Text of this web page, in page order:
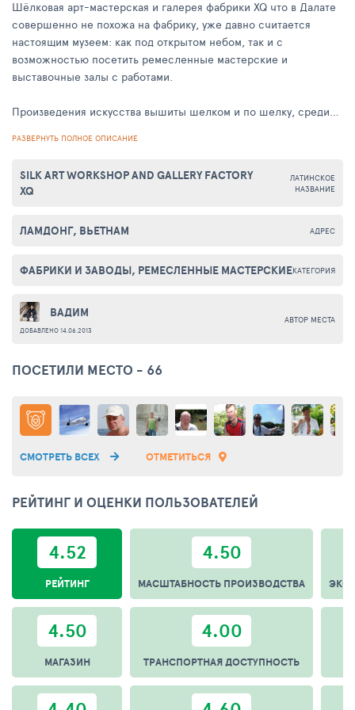
Шёлковая арт-мастерская и галерея фабрики XQ что в Далате
совершенно не похожа на фабрику, уже давно считается
настоящим музеем: как под открытом небом, так и с
возможностью посетить ремесленные мастерские и
выставочные залы с работами.
Произведения искусства вышиты шелком и по шелку, среди
отличаются эффектом трехмерности. Уникальная структура
тысячи оттенков.
нескольких месяцев кропотливой работы, которая
придуманная самой вышивальщицей.
В школу вышивальщиц попасть крайне сложно, туда попадают
только девушек из хороших семей, а на обучение мастерству
вышивания шелком уходит от 5 лет и больше.
РАЗВЕРНУТЬ ПОЛНОЕ ОПИСАНИЕ
ЛАТИНСКОЕ
НАЗВАНИЕ
SILK ART WORKSHOP AND GALLERY FACTORY
XQ
АДРЕС
ЛАМДОНГ, ВЬЕТНАМ
КАТЕГОРИЯ
ФАБРИКИ И ЗАВОДЫ, РЕМЕСЛЕННЫЕ МАСТЕРСКИЕ
АВТОР МЕСТА
ВАДИМ
ДОБАВЛЕНО 14.06.2013
ПОСЕТИЛИ МЕСТО - 66
СМОТРЕТЬ ВСЕХ ОТМЕТИТЬСЯ
РЕЙТИНГ И ОЦЕНКИ ПОЛЬЗОВАТЕЛЕЙ
4.52
РЕЙТИНГ
4.50
МАСШТАБНОСТЬ ПРОИЗВОДСТВА
4.50
МАГАЗИН
4.00
ТРАНСПОРТНАЯ ДОСТУПНОСТЬ